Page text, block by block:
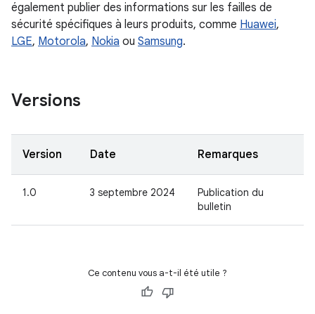
également publier des informations sur les failles de
sécurité spécifiques à leurs produits, comme Huawei,
LGE, Motorola, Nokia ou Samsung.
Versions
Version Date Remarques
1.0 3 septembre 2024
Publication du
bulletin
Ce contenu vous a-t-il été utile ?